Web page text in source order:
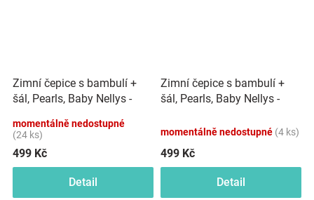
Zimní čepice s bambulí +
šál, Pearls, Baby Nellys -
momentálně nedostupné
(24 ks)
499 Kč
Detail
Zimní čepice s bambulí +
šál, Pearls, Baby Nellys -
momentálně nedostupné (4 ks)
499 Kč
Detail